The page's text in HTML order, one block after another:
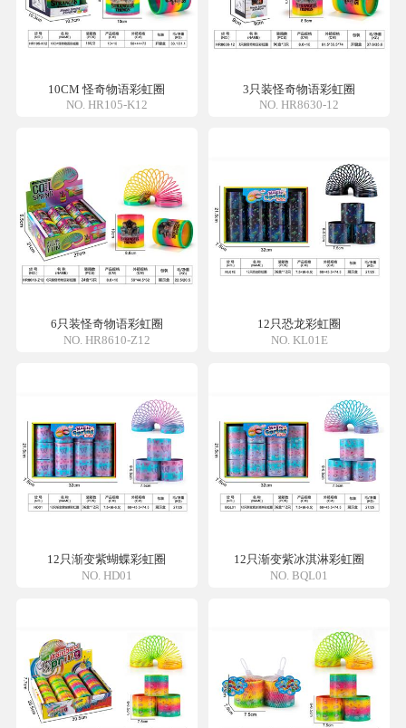
10CM 怪奇物语彩虹圈
NO. HR105-K12
3只装怪奇物语彩虹圈
NO. HR8630-12
6只装怪奇物语彩虹圈
NO. HR8610-Z12
12只恐龙彩虹圈
NO. KL01E
12只渐变紫蝴蝶彩虹圈
NO. HD01
12只渐变紫冰淇淋彩虹圈
NO. BQL01